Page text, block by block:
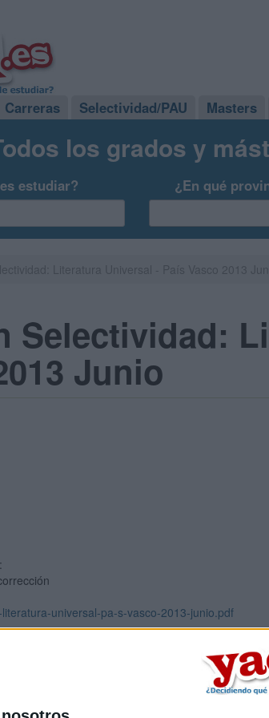
Carreras Selectividad/PAU Masters
los grados y
estudiar? ¿En qué
Selectividad:
Junio
universal-pa-s-vasco-2013-junio.pdf